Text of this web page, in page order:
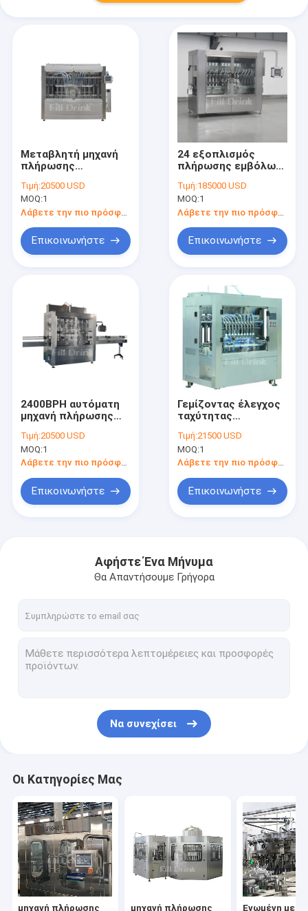
επαφή
Ενωμένη με διοξείδιο του άνθρακα μηχανή πλήρωσης ποτών
Εξοπλισμός επεξεργασίας χυμού
γραμμή παραγωγής μη αλκοολούχων ποτών
ταξινομώντας μηχανή μπουκαλιών
Μεταβλητή μηχανή
πλήρωσης
κανονισμού
ταχύτητας μηχανών
πλήρωσης εμβόλων
συχνότητας
Τιμή:20500 USD
MOQ:1
Λάβετε την πιο πρόσφατη τιμή
Επικοινωνήστε
24 εξοπλισμός
πλήρωσης εμβόλων
εμβόλων
ακροφυσίων
5500BPH SS304
Τιμή:185000 USD
MOQ:1
Επικοινωνήστε
2400BPH αυτόματη
μηχανή πλήρωσης
πλήρωσης εμβόλων
με την ουρά που
κόβει Arrangment
Τιμή:20500 USD
MOQ:1
Λάβετε την πιο πρόσφατη τιμή
Επικοινωνήστε
Γεμίζοντας έλεγχος
ταχύτητας
εξοπλισμού σάλτσας
γεμίζοντας μηχανών
εμβόλων ελέγχου
Τιμή:21500 USD
MOQ:1
Λάβετε την πιο πρόσφατη τιμή
Επικοινωνήστε
Αφήστε Ένα Μήνυμα
Θα Απαντήσουμε Γρήγορα
Να συνεχίσει
Οι Κατηγορίες Μας
μηχανή πλήρωσης μηχανή πλήρωσης Ενωμένη με